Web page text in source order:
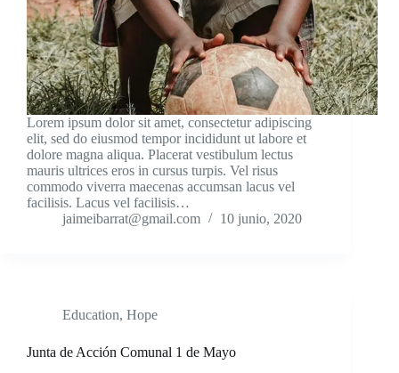
Lorem ipsum dolor sit amet, consectetur adipiscing
elit, sed do eiusmod tempor incididunt ut labore et
dolore magna aliqua. Placerat vestibulum lectus
mauris ultrices eros in cursus turpis. Vel risus
commodo viverra maecenas accumsan lacus vel
facilisis. Lacus vel facilisis…
jaimeibarrat@gmail.com
10 junio, 2020
Education, Hope
Junta de Acción Comunal 1 de Mayo